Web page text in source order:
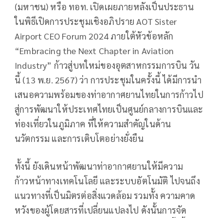
(มหาชน) หรือ ทอท. เปิดเผยภายหลังเป็นประธาน
ในพิธีเปิดการประชุมเชิงอภิปราย AOT Sister
Airport CEO Forum 2024 ภายใต้หัวข้อหลัก
“Embracing the Next Chapter in Aviation
Industry” ก้าวสู่บทใหม่ของอุตสาหกรรมการบิน วัน
นี้ (13 พ.ย. 2567) ว่า การประชุมในครั้งนี้ ได้มีการนำ
เสนอความพร้อมของท่าอากาศยานไทยในการก้าวไป
สู่การพัฒนาให้ประเทศไทยเป็นศูนย์กลางการบินและ
ท่องเที่ยวในภูมิภาค ที่ให้ความสำคัญในด้าน
นวัตกรรม และการเติบโตอย่างยั่งยืน
ทั้งนี้ ยังเดินหน้าพัฒนาท่าอากาศยานให้มีความ
ก้าวหน้าทางเทคโนโลยี และระบบอัตโนมัติ ไปจนถึง
แนวทางที่เป็นมิตรต่อสิ่งแวดล้อม รวมทั้ง ความคาด
หวังของผู้โดยสารที่เปลี่ยนแปลงไป ดังนั้นการจัด